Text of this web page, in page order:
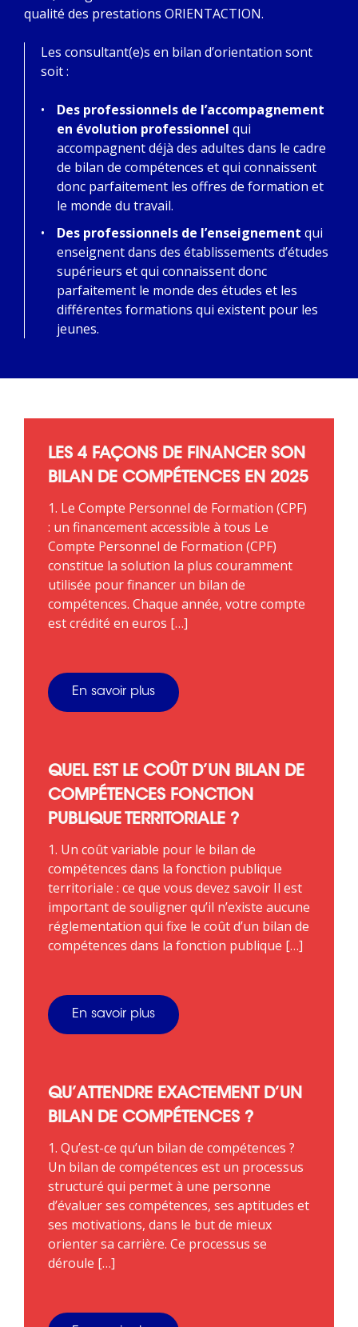
qualité des prestations ORIENTACTION.
Les consultant(e)s en bilan d’orientation sont
soit :
Des professionnels de l’accompagnement
en évolution professionnel qui
accompagnent déjà des adultes dans le cadre
de bilan de compétences et qui connaissent
donc parfaitement les offres de formation et
le monde du travail.
Des professionnels de l’enseignement qui
enseignent dans des établissements d’études
supérieurs et qui connaissent donc
parfaitement le monde des études et les
différentes formations qui existent pour les
jeunes.
LES 4 FAÇONS DE FINANCER SON
BILAN DE COMPÉTENCES EN 2025
1. Le Compte Personnel de Formation (CPF)
: un financement accessible à tous Le
Compte Personnel de Formation (CPF)
constitue la solution la plus couramment
utilisée pour financer un bilan de
compétences. Chaque année, votre compte
est crédité en euros […]
En savoir plus
QUEL EST LE COÛT D’UN BILAN DE
COMPÉTENCES FONCTION
PUBLIQUE TERRITORIALE ?
1. Un coût variable pour le bilan de
compétences dans la fonction publique
territoriale : ce que vous devez savoir Il est
important de souligner qu’il n’existe aucune
réglementation qui fixe le coût d’un bilan de
compétences dans la fonction publique […]
En savoir plus
QU’ATTENDRE EXACTEMENT D’UN
BILAN DE COMPÉTENCES ?
1. Qu’est-ce qu’un bilan de compétences ?
Un bilan de compétences est un processus
structuré qui permet à une personne
d’évaluer ses compétences, ses aptitudes et
ses motivations, dans le but de mieux
orienter sa carrière. Ce processus se
déroule […]